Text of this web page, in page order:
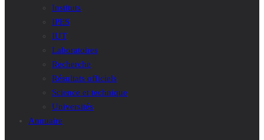
Instituts
IPES
IUT
Laboratoires
Recherche
Résultats officiels
Science et technique
Universités
Annuaire